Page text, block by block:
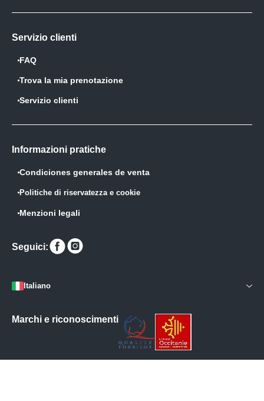
Servizio clienti
FAQ
Trova la mia prenotazione
Servizio clienti
Informazioni pratiche
Condiciones generales de venta
Politiche di riservatezza e cookie
Menzioni legali
Seguici:
Trovaci
su
Italiano
Marchi e riconoscimenti